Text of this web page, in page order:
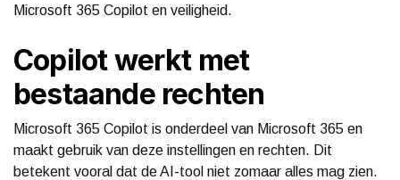
Microsoft 365 Copilot en veiligheid.
Copilot werkt met
bestaande rechten
Microsoft 365 Copilot is onderdeel van Microsoft 365 en
maakt gebruik van deze instellingen en rechten. Dit
betekent vooral dat de AI-tool niet zomaar alles mag zien.